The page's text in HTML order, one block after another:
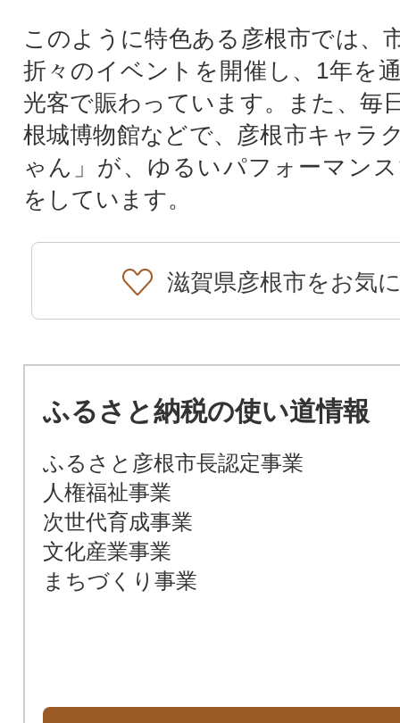
このように特色ある彦根市では、
折々のイベントを開催し、1年を
光客で賑わっています。また、毎
根城博物館などで、彦根市キャラ
ゃん」が、ゆるいパフォーマン
をしています。
滋賀県彦根市をお気
ふるさと納税の使い道情報
ふるさと彦根市長認定事業
人権福祉事業
次世代育成事業
文化産業事業
まちづくり事業